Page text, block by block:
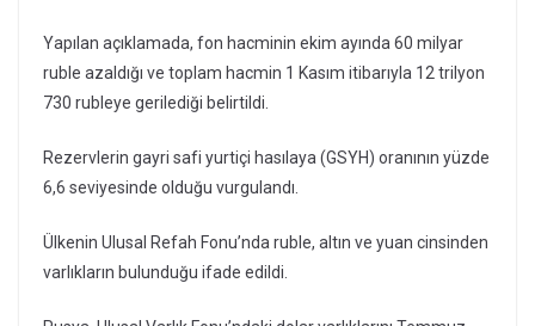
Yapılan açıklamada, fon hacminin ekim ayında 60 milyar
ruble azaldığı ve toplam hacmin 1 Kasım itibarıyla 12 trilyon
730 rubleye gerilediği belirtildi.
Rezervlerin gayri safi yurtiçi hasılaya (GSYH) oranının yüzde
6,6 seviyesinde olduğu vurgulandı.
Ülkenin Ulusal Refah Fonu’nda ruble, altın ve yuan cinsinden
varlıkların bulunduğu ifade edildi.